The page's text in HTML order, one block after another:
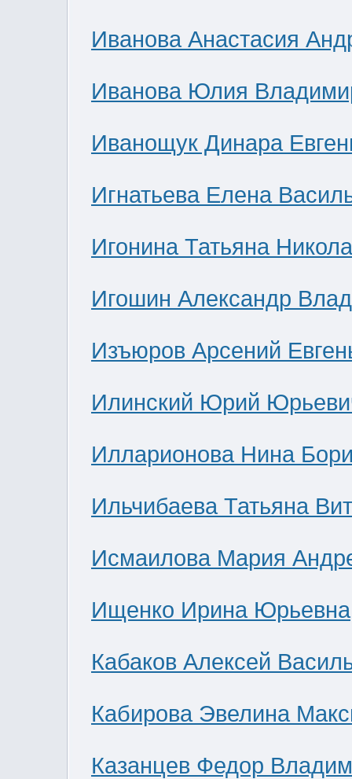
Иванова Анастасия
Иванова Юлия
Иванощук Динара
Игнатьева Елена
Игонина Татьяна
Игошин Александр
Изъюров Арсений
Илинский Юрий
Илларионова Нина
Ильчибаева Татьяна
Исмаилова Мария
Ищенко Ирина Юрьевна
Кабаков Алексей
Кабирова Эвелина
Казанцев Федор